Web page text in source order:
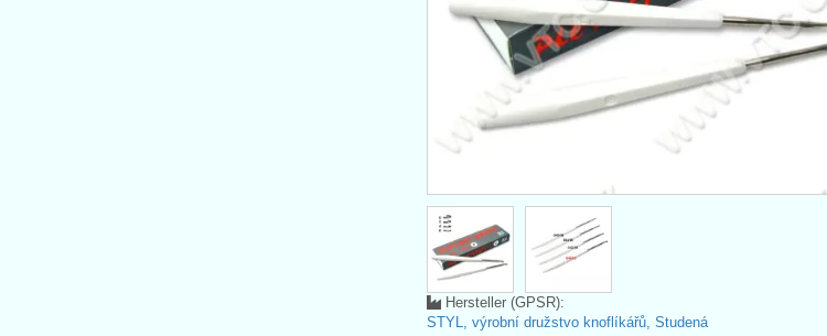
Hersteller (GPSR):
STYL, výrobní družstvo knoflíkářů, Studená